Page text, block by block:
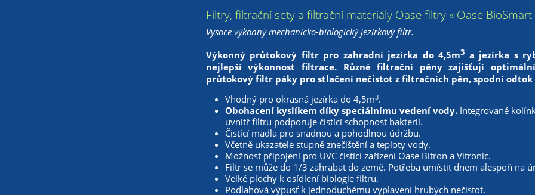
Filtry, filtrační sety a filtrační materiály Oase filtry » Oase
Vysoce výkonný mechanicko-biologický jezírkový filtr.
Výkonný průtokový filtr pro zahradní jezírka do 4,5m3 a jezírka s
nejlepší výkonnost filtrace. Různé filtrační pěny zajišťují
průtokový filtr páky pro stlačení nečistot z filtračních pěn, spodní
Vhodný pro okrasná jezírka do 4,5m3.
Obohacení kyslíkem díky speciálnímu vedení vody. Integrované
uvnitř filtru podporuje čistící schopnost bakterií.
Čistící madla pro snadnou a pohodlnou údržbu.
Včetně ukazatele stupně znečištění a teploty vody.
Možnost připojení pro UVC čistící zařízení Oase Bitron a Vitronic.
Filtr se může do 1/3 zahrabat do země. Potřeba umístit dnem alespoň na
Velké plochy k osídlení biologie filtru.
Podlahová výpusť k jednoduchému vyplavení hrubých nečistot.